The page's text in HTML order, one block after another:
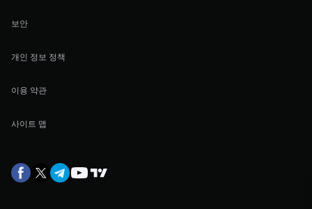
보안
개인 정보 정책
이용 약관
사이트 맵